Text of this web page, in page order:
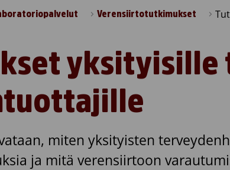
Verensiirtotutkimukset
yksityisille
miten yksityisten
ja mitä verensiirtoon